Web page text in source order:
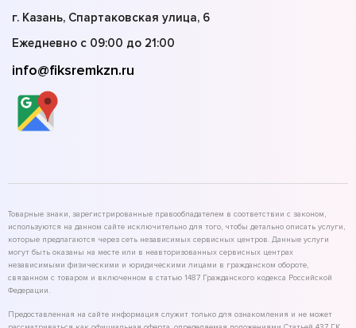
г. Казань, Спартаковская улица, 6
Ежедневно с 09:00 до 21:00
info@fiksremkzn.ru
Товарные знаки, зарегистрированные правообладателем в соответствии с законом,
используются на данном сайте исключительно для того, чтобы детально описать услуги,
которые предлагаются через сеть независимых сервисных центров. Данные услуги
могут быть оказаны на месте или в неавторизованных сервисных центрах
независимыми физическими и юридическими лицами в гражданском обороте,
связанном с товаром и включенном в статью 1487 Гражданского кодекса Российской
Федерации.
Предоставленная на сайте информация служит только для ознакомления и не может